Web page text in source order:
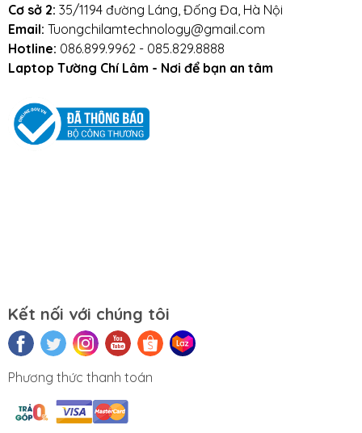
Freeship trong nội thành Hà Nội
Miễn phítư vấn
Bảo hành
dài hạn lên đến
1 ĐỔI 1 NGAY LẬP TỨC trong thời gian bảo
cho máy có tuổi thọ cao.
2. Phân loại Pin Laptop MacBook
Pro 2015
Pin Laptop MacBook Pro 2015 vô cùng đa dạng. Nếu
bạn không nắm rõ các loại Pin Laptop hiện nay, bạn rất
dễ mua nhầm Pin. Điều đó sẽ tốn thời gian và tiền bạc
Cơ sở 2: 35/1194 đường Láng, Đống Đa, Hà Nội
Email: Tuongchilamtechnology@gmail.com
Hotline: 086.899.9962 - 085.829.8888
Laptop Tường Chí Lâm - Nơi để bạn an tâm
Kết nối với chúng tôi
Phương thức thanh toán